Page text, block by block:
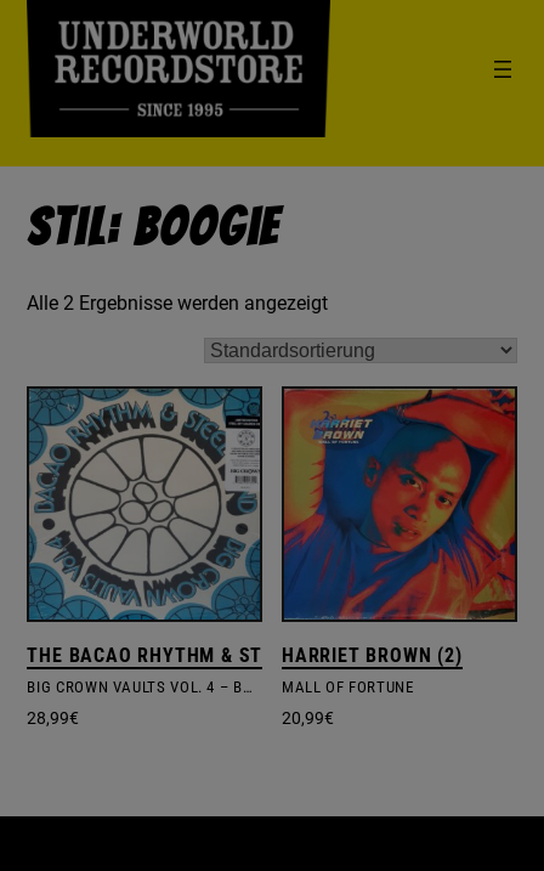
Stil: Boogie
Alle 2 Ergebnisse werden angezeigt
THE BACAO RHYTHM & STEEL BAND
BIG CROWN VAULTS VOL. 4 – BACAO RHYTHM & STEEL BAND
28,99€
HARRIET BROWN (2)
MALL OF FORTUNE
20,99€